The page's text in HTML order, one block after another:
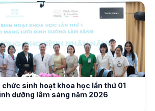
chức sinh hoạt khoa học lần thứ 01
dưỡng lâm sàng năm 2026